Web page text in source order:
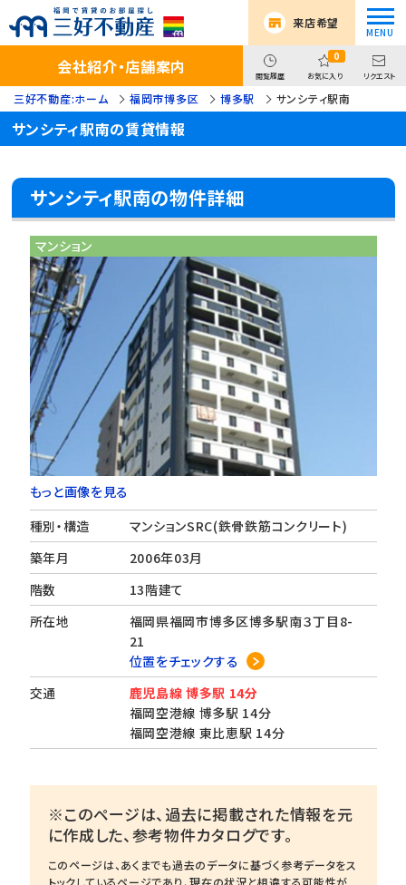
来店希望
会社紹介・店舗案内 閲覧履歴
0
お気に入り リクエスト
三好不動産:ホーム 福岡市博多区 博多駅 サンシティ駅南
サンシティ駅南の賃貸情報
サンシティ駅南の物件詳細
マンション
もっと画像を見る
種別・構造
マンションSRC(鉄骨鉄筋コンクリート)
築年月
2006年03月
階数
13階建て
所在地
福岡県福岡市博多区博多駅南３丁目8-
21
位置をチェックする
交通
鹿児島線 博多駅 14分
福岡空港線 博多駅 14分
福岡空港線 東比恵駅 14分
※このページは、過去に掲載された情報を元
に作成した、参考物件カタログです。
このページは、あくまでも過去のデータに基づく参考データをス
トックしているページであり、現在の状況と相違する可能性が